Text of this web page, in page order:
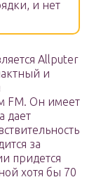
и нет
Allputer
и
FM. Он имеет
дает
за
придется
хотя бы 70